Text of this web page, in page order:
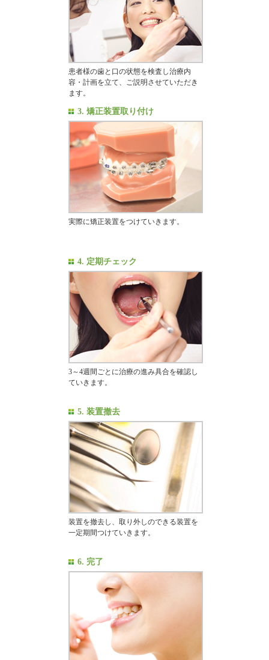
患者様の歯と口の状態を検査し治療内
容・計画を立て、ご説明させていただき
ます。
3. 矯正装置取り付け
実際に矯正装置をつけていきます。
4. 定期チェック
3～4週間ごとに治療の進み具合を確認し
ていきます。
5. 装置撤去
装置を撤去し、取り外しのできる装置を
一定期間つけていきます。
6. 完了